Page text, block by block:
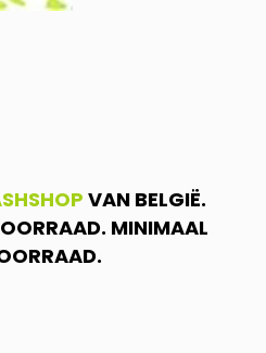
VAN BELGIË.
MINIMAAL